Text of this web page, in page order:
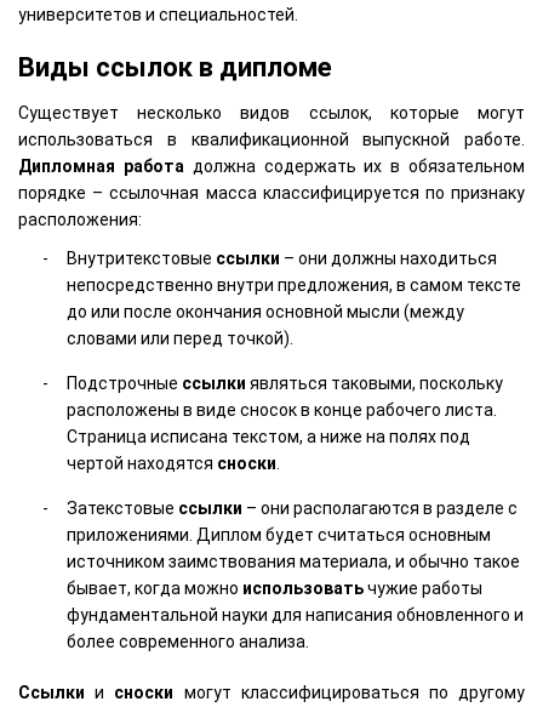
университетов и специальностей.
Виды ссылок в дипломе
Существует несколько видов ссылок, которые могут
использоваться в квалификационной выпускной работе.
Дипломная работа должна содержать их в обязательном
порядке – ссылочная масса классифицируется по признаку
расположения:
Внутритекстовые ссылки – они должны находиться
непосредственно внутри предложения, в самом тексте
до или после окончания основной мысли (между
словами или перед точкой).
Подстрочные ссылки являться таковыми, поскольку
расположены в виде сносок в конце рабочего листа.
Страница исписана текстом, а ниже на полях под
чертой находятся сноски
Затекстовые ссылки – они располагаются в разделе с
приложениями. Диплом будет считаться основным
источником заимствования материала, и обычно такое
бывает, когда можно использоватьчужие работы
фундаментальной науки для написания обновленного и
более современного анализа.
Ссылки и сноски могут классифицироваться по другому